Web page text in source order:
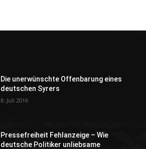
Die unerwünschte Offenbarung eines
deutschen Syrers
8. Juli 2016
Pressefreiheit Fehlanzeige – Wie
deutsche Politiker unliebsame